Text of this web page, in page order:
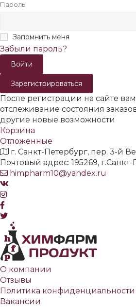
Пароль
Запомнить меня
Забыли пароль?
Зарегистрироваться
После регистрации на сайте
отслеживание состояния
другие новые возможности
Корзина
Отложенные
г. Санкт-Петербург, пер. 3-й
Почтовый адрес: 195269, г.Санкт-
himpharm10@yandex.ru
О компании
Отзывы
Политика конфиденциальности
Вакансии